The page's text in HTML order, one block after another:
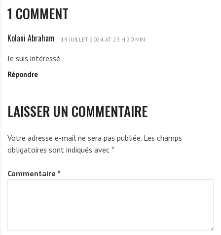
1 COMMENT
K
l
a
r
a
m
Kolani Abraham 19 JUILLET 2024 AT 23 H 20 MIN
Je suis intéressé
Répondre
LAISSER UN COMMENTAIRE
Votre adresse e-mail ne sera pas publiée. Les champs
obligatoires sont indiqués avec *
Commentaire *